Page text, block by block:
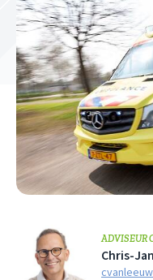
ADVISEUR
Chris-